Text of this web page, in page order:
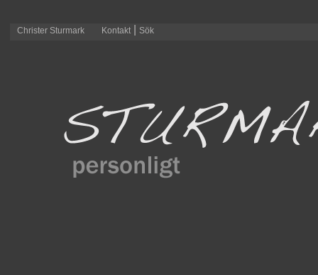
Christer Sturmark Kontakt| Sök